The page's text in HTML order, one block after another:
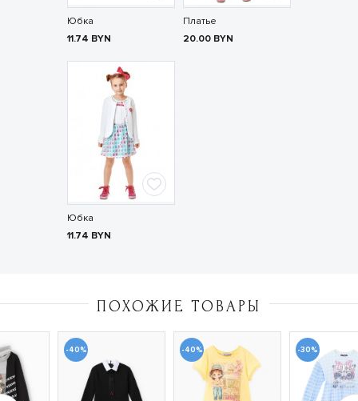
Юбка
11.74 BYN
Платье
20.00 BYN
Юбка
11.74 BYN
ПОХОЖИЕ ТОВАРЫ
-40% -40% -30%